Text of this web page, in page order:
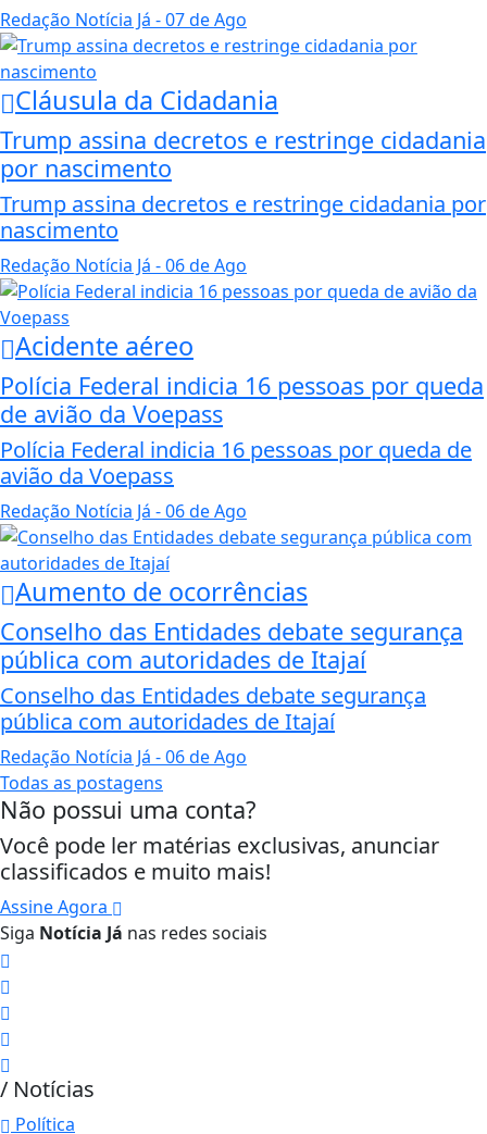
Redação Notícia Já - 07 de Ago
Cláusula da Cidadania
Trump assina decretos e restringe cidadania
por nascimento
Trump assina decretos e restringe cidadania por
nascimento
Redação Notícia Já - 06 de Ago
Acidente aéreo
Polícia Federal indicia 16 pessoas por queda
de avião da Voepass
Polícia Federal indicia 16 pessoas por queda de
avião da Voepass
Redação Notícia Já - 06 de Ago
Aumento de ocorrências
Conselho das Entidades debate segurança
pública com autoridades de Itajaí
Conselho das Entidades debate segurança
pública com autoridades de Itajaí
Redação Notícia Já - 06 de Ago
Todas as postagens
Não possui uma conta?
Você pode ler matérias exclusivas, anunciar
classificados e muito mais!
Assine Agora
Siga Notícia Já nas redes sociais
/ Notícias
Política